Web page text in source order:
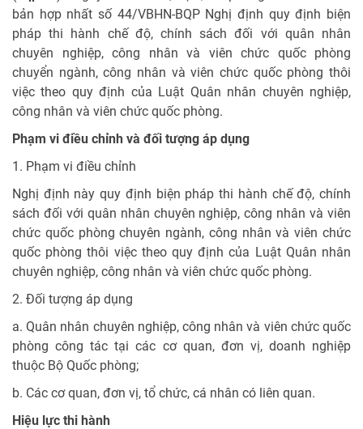
bản hợp nhất số 44/VBHN-BQP Nghị định quy định biện
pháp thi hành chế độ, chính sách đối với quân nhân
chuyên nghiệp, công nhân và viên chức quốc phòng
chuyển ngành, công nhân và viên chức quốc phòng thôi
việc theo quy định của Luật Quân nhân chuyên nghiệp,
công nhân và viên chức quốc phòng.
Phạm vi điều chỉnh và đối tượng áp dụng
1. Phạm vi điều chỉnh
Nghị định này quy định biện pháp thi hành chế độ, chính
sách đối với quân nhân chuyên nghiệp, công nhân và viên
chức quốc phòng chuyên ngành, công nhân và viên chức
quốc phòng thôi việc theo quy định của Luật Quân nhân
chuyên nghiệp, công nhân và viên chức quốc phòng.
2. Đối tượng áp dụng
a. Quân nhân chuyên nghiệp, công nhân và viên chức quốc
phòng công tác tại các cơ quan, đơn vị, doanh nghiệp
thuộc Bộ Quốc phòng;
b. Các cơ quan, đơn vị, tổ chức, cá nhân có liên quan.
Hiệu lực thi hành